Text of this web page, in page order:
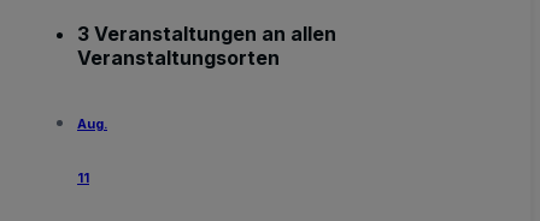
3 Veranstaltungen an allen
Veranstaltungsorten
Aug.
11